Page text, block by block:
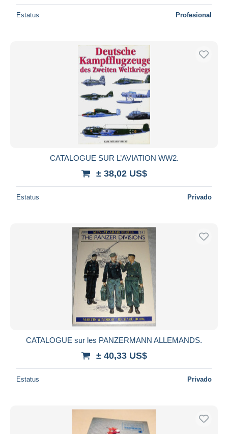
Estatus Profesional
CATALOGUE SUR L’AVIATION WW2.
± 38,02 US$
Estatus Privado
CATALOGUE sur les PANZERMANN ALLEMANDS.
± 40,33 US$
Estatus Privado